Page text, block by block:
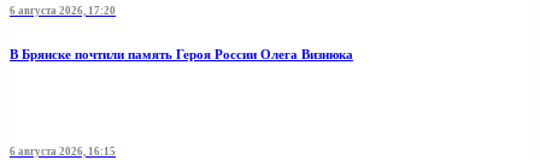
6 августа 2026, 17:20
В Брянске почтили память Героя России Олега Визнюка
6 августа 2026, 16:15